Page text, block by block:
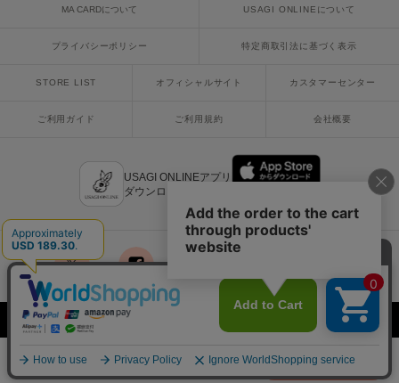
Onitsuka Tiger
オニツカ タイガー
オル
PATRICK
パトリック
フィリーチョコレート
¥30,030税込 カートに入れる
MA CARDについて USAGI ONLINEについて
プライバシーポリシー 特定商取引法に基づく表示
STORE LIST オフィシャルサイト カスタマーセンター
ご利用ガイド ご利用規約 会社概要
USAGI ONLINEアプリ
ダウンロードはこちら
x facebook LINE mail
Copyright © 2018 Usagi Online Co.,Ltd. All Rights Reserved.